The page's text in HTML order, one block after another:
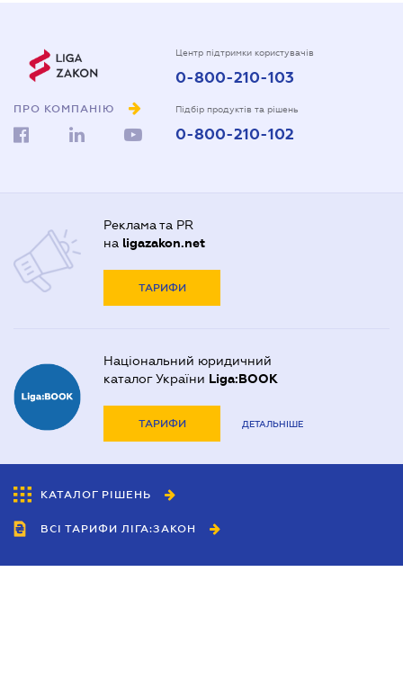
ПРО КОМПАНІЮ
Центр підтримки користувачів
0-800-210-103
Підбір продуктів та рішень
0-800-210-102
Реклама та PR
на ligazakon.net
ТАРИФИ
Національний юридичний
каталог України Liga:BOOK
ТАРИФИ ДЕТАЛЬНІШЕ
КАТАЛОГ РІШЕНЬ
ВСІ ТАРИФИ ЛІГА:ЗАКОН